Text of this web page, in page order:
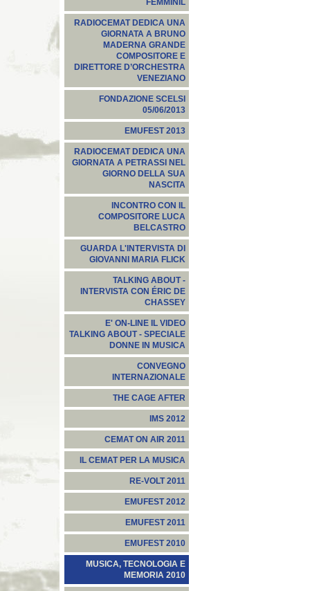
FEMMINIL
RADIOCEMAT DEDICA UNA
GIORNATA A BRUNO
MADERNA GRANDE
COMPOSITORE E
DIRETTORE D’ORCHESTRA
VENEZIANO
FONDAZIONE SCELSI
05/06/2013
EMUFEST 2013
RADIOCEMAT DEDICA UNA
GIORNATA A PETRASSI NEL
GIORNO DELLA SUA
NASCITA
INCONTRO CON IL
COMPOSITORE LUCA
BELCASTRO
GUARDA L'INTERVISTA DI
GIOVANNI MARIA FLICK
TALKING ABOUT -
INTERVISTA CON ÉRIC DE
CHASSEY
E' ON-LINE IL VIDEO
TALKING ABOUT - SPECIALE
DONNE IN MUSICA
CONVEGNO
INTERNAZIONALE
THE CAGE AFTER
IMS 2012
CEMAT ON AIR 2011
IL CEMAT PER LA MUSICA
RE-VOLT 2011
EMUFEST 2012
EMUFEST 2011
EMUFEST 2010
MUSICA, TECNOLOGIA E
MEMORIA 2010